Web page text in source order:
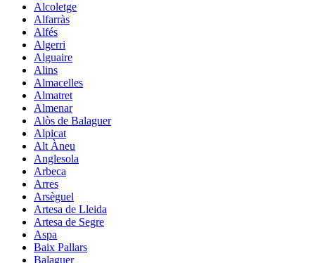
Alcoletge
Alfarràs
Alfés
Algerri
Alguaire
Alins
Almacelles
Almatret
Almenar
Alòs de Balaguer
Alpicat
Alt Àneu
Anglesola
Arbeca
Arres
Arsèguel
Artesa de Lleida
Artesa de Segre
Aspa
Baix Pallars
Balaguer